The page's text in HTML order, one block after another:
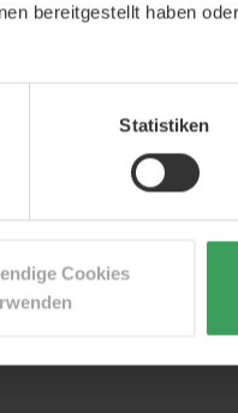
bereitgestellt haben
Statistiken
Cookies
und
Zögern Sie
Personal.
+49 800
Montag-